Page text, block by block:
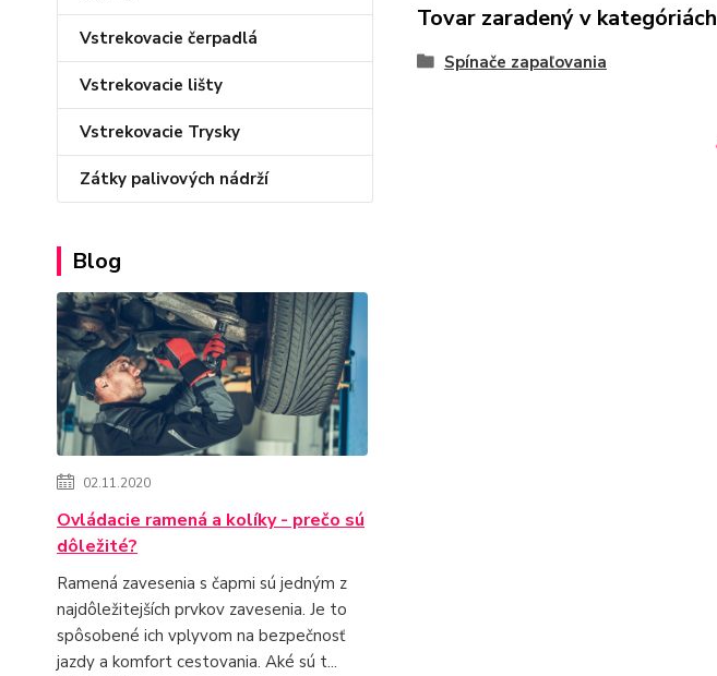
Vstrekovacie čerpadlá
Vstrekovacie lišty
Vstrekovacie Trysky
Zátky palivových nádrží
Blog
02.11.2020
Ovládacie ramená a kolíky - prečo sú
dôležité?
Ramená zavesenia s čapmi sú jedným z
najdôležitejších prvkov zavesenia. Je to
spôsobené ich vplyvom na bezpečnosť
jazdy a komfort cestovania. Aké sú t...
Tovar zaradený v kategóriách
Spínače zapaľovania